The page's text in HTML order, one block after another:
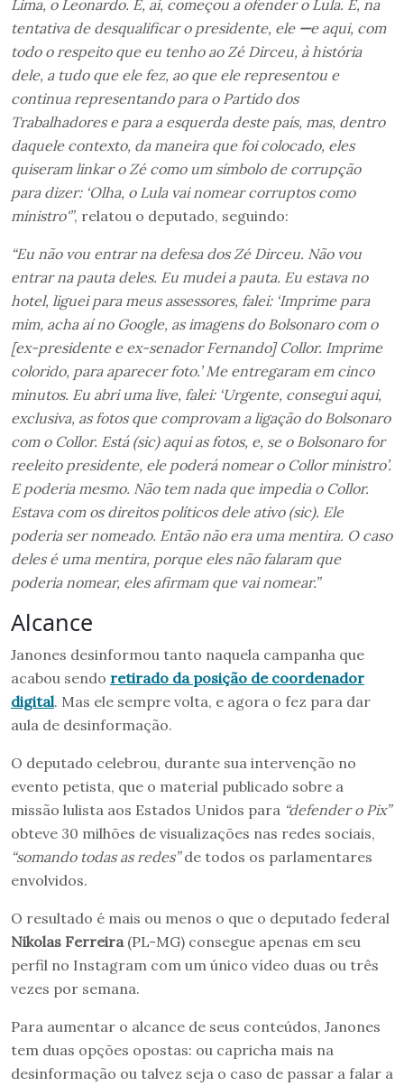
Lima, o Leonardo. E, aí, começou a ofender o Lula. E, na
tentativa de desqualificar o presidente, ele —e aqui, com
todo o respeito que eu tenho ao Zé Dirceu, à história
dele, a tudo que ele fez, ao que ele representou e
continua representando para o Partido dos
Trabalhadores e para a esquerda deste país, mas, dentro
daquele contexto, da maneira que foi colocado, eles
quiseram linkar o Zé como um símbolo de corrupção
para dizer: ‘Olha, o Lula vai nomear corruptos como
ministro'”, relatou o deputado, seguindo:
“Eu não vou entrar na defesa dos Zé Dirceu. Não vou
entrar na pauta deles. Eu mudei a pauta. Eu estava no
hotel, liguei para meus assessores, falei: ‘Imprime para
mim, acha aí no Google, as imagens do Bolsonaro com o
[ex-presidente e ex-senador Fernando] Collor. Imprime
colorido, para aparecer foto.’ Me entregaram em cinco
minutos. Eu abri uma live, falei: ‘Urgente, consegui aqui,
exclusiva, as fotos que comprovam a ligação do Bolsonaro
com o Collor. Está (sic) aqui as fotos, e, se o Bolsonaro for
reeleito presidente, ele poderá nomear o Collor ministro’.
E poderia mesmo. Não tem nada que impedia o Collor.
Estava com os direitos políticos dele ativo (sic). Ele
poderia ser nomeado. Então não era uma mentira. O caso
deles é uma mentira, porque eles não falaram que
poderia nomear, eles afirmam que vai nomear.”
Alcance
Janones desinformou tanto naquela campanha que
acabou sendo retirado da posição de coordenador
digital. Mas ele sempre volta, e agora o fez para dar
aula de desinformação.
O deputado celebrou, durante sua intervenção no
evento petista, que o material publicado sobre a
missão lulista aos Estados Unidos para “defender o Pix”
obteve 30 milhões de visualizações nas redes sociais,
“somando todas as redes”de todos os parlamentares
envolvidos.
O resultado é mais ou menos o que o deputado federal
Nikolas Ferreira (PL-MG) consegue apenas em seu
perfil no Instagram com um único vídeo duas ou três
vezes por semana.
Para aumentar o alcance de seus conteúdos, Janones
tem duas opções opostas: ou capricha mais na
desinformação ou talvez seja o caso de passar a falar a